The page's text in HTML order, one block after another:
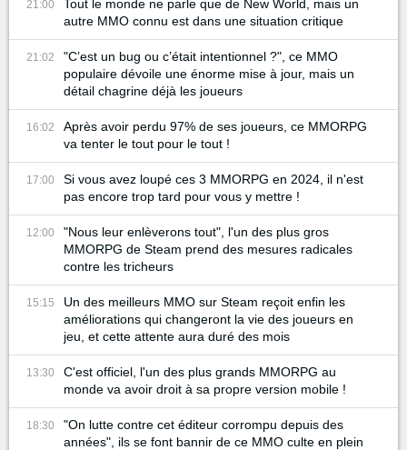
21:00
Tout le monde ne parle que de New World, mais un
autre MMO connu est dans une situation critique
21:02
"C’est un bug ou c’était intentionnel ?", ce MMO
populaire dévoile une énorme mise à jour, mais un
détail chagrine déjà les joueurs
16:02
Après avoir perdu 97% de ses joueurs, ce MMORPG
va tenter le tout pour le tout !
17:00
Si vous avez loupé ces 3 MMORPG en 2024, il n'est
pas encore trop tard pour vous y mettre !
12:00
"Nous leur enlèverons tout", l'un des plus gros
MMORPG de Steam prend des mesures radicales
contre les tricheurs
15:15
Un des meilleurs MMO sur Steam reçoit enfin les
améliorations qui changeront la vie des joueurs en
jeu, et cette attente aura duré des mois
13:30
C'est officiel, l'un des plus grands MMORPG au
monde va avoir droit à sa propre version mobile !
18:30
"On lutte contre cet éditeur corrompu depuis des
années", ils se font bannir de ce MMO culte en plein